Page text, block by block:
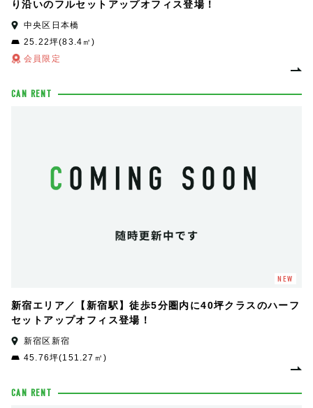
り沿いのフルセットアップオフィス登場！
中央区日本橋
25.22坪(83.4㎡)
会員限定
CAN RENT
NEW
新宿エリア／【新宿駅】徒歩5分圏内に40坪クラスのハーフ
セットアップオフィス登場！
新宿区新宿
45.76坪(151.27㎡)
CAN RENT